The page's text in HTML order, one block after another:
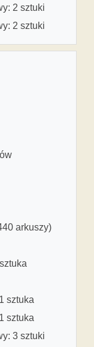
2 sztuki
2 sztuki
arkuszy)
sztuka
sztuka
3 sztuki